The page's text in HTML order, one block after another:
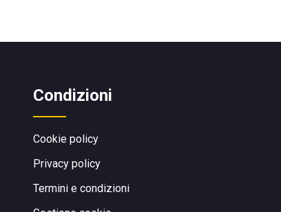
Condizioni
Cookie policy
Privacy policy
Termini e condizioni